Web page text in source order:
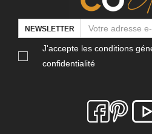
NEWSLETTER
J'accepte les conditions
confidentialité